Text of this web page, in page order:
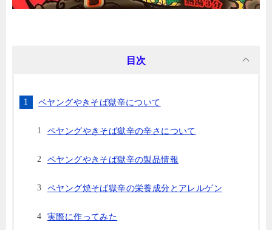
目次
ペヤングやきそば獄辛について
ペヤングやきそば獄辛の辛さについて
ペヤングやきそば獄辛の製品情報
ペヤング焼そば獄辛の栄養成分とアレルゲン
実際に作ってみた